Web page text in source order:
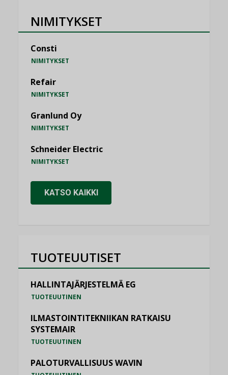
NIMITYKSET
Consti
NIMITYKSET
Refair
NIMITYKSET
Granlund Oy
NIMITYKSET
Schneider Electric
NIMITYKSET
KATSO KAIKKI
TUOTEUUTISET
HALLINTAJÄRJESTELMÄ EG
TUOTEUUTINEN
ILMASTOINTITEKNIIKAN RATKAISU
SYSTEMAIR
TUOTEUUTINEN
PALOTURVALLISUUS WAVIN